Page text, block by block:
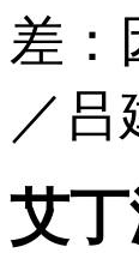
差：
／吕
艾